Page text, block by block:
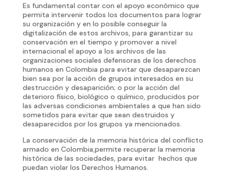
Es fundamental contar con el apoyo económico que
permita intervenir todos los documentos para lograr
su organización y en lo posible conseguir la
digitalización de estos archivos, para garantizar su
conservación en el tiempo y promover a nivel
internacional el apoyo a los archivos de las
organizaciones sociales defensoras de los derechos
humanos en Colombia para evitar que desaparezcan
bien sea por la acción de grupos interesados en su
destrucción y desaparición; o por la acción del
deterioro físico, biológico o químico, producidos por
las adversas condiciones ambientales a que han sido
sometidos para evitar que sean destruidos y
desaparecidos por los grupos ya mencionados.
La conservación de la memoria histórica del conflicto
armado en Colombia,permite recuperar la memoria
histórica de las sociedades, para evitar hechos que
puedan violar los Derechos Humanos.